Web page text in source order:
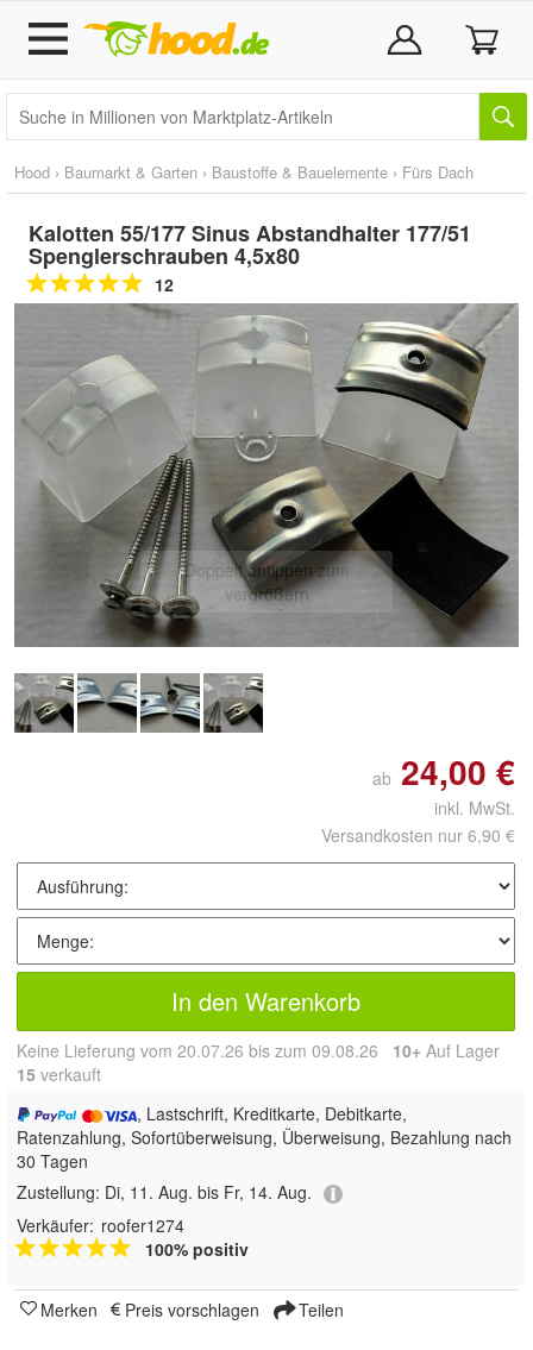
Hood › Baumarkt & Garten › Baustoffe & Bauelemente › Fürs Dach
Kalotten 55/177 Sinus Abstandhalter 177/51
Spenglerschrauben 4,5x80
12
Doppelt antippen zum
vergrößern
ab 24,00 €
inkl. MwSt.
Versandkosten nur 6,90 €
In den Warenkorb
Keine Lieferung vom 20.07.26 bis zum 09.08.26 10+ Auf Lager
15 verkauft
, Lastschrift, Kreditkarte, Debitkarte,
Ratenzahlung, Sofortüberweisung, Überweisung, Bezahlung nach
30 Tagen
Zustellung: Di, 11. Aug. bis Fr, 14. Aug.
Verkäufer: roofer1274
100% positiv
Merken Preis vorschlagen Teilen